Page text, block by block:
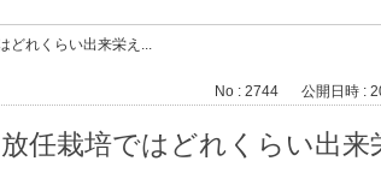
どれくらい出来栄え...
No : 2744 公開日時 :
任栽培ではどれくらい出来